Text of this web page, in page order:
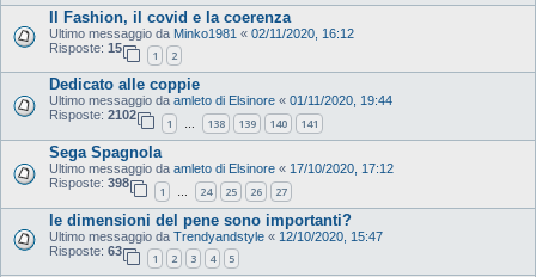
Il Fashion, il covid e la coerenza
Ultimo messaggio da Minko1981 « 02/11/2020, 16:12
Risposte: 15
1 2
Dedicato alle coppie
Ultimo messaggio da amleto di Elsinore « 01/11/2020, 19:44
Risposte: 2102
1 … 138 139 140 141
Sega Spagnola
Ultimo messaggio da amleto di Elsinore « 17/10/2020, 17:12
Risposte: 398
1 … 24 25 26 27
le dimensioni del pene sono importanti?
Ultimo messaggio da Trendyandstyle « 12/10/2020, 15:47
Risposte: 63
1 2 3 4 5